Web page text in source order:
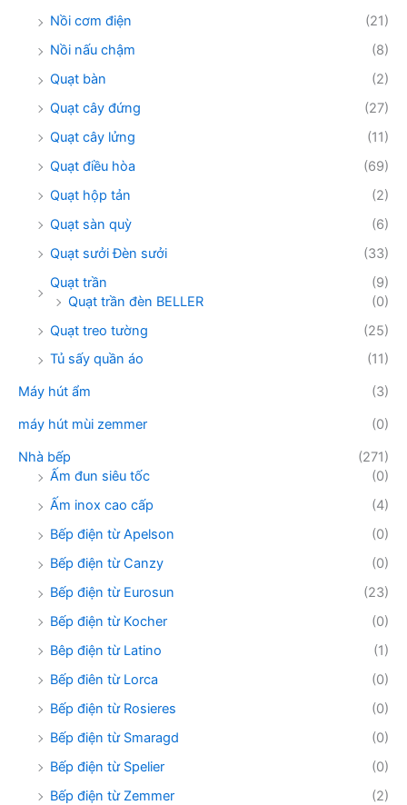
Nồi cơm điện
(21)
Nồi nấu chậm
(8)
Quạt bàn
(2)
Quạt cây đứng
(27)
Quạt cây lửng
(11)
Quạt điều hòa
(69)
Quạt hộp tản
(2)
Quạt sàn quỳ
(6)
Quạt sưởi Đèn sưởi
(33)
Quạt trần
(9)
Quạt trần đèn BELLER
(0)
Quạt treo tường
(25)
Tủ sấy quần áo
(11)
Máy hút ẩm
(3)
máy hút mùi zemmer
(0)
Nhà bếp
(271)
Ấm đun siêu tốc
(0)
Ấm inox cao cấp
(4)
Bếp điện từ Apelson
(0)
Bếp điện từ Canzy
(0)
Bếp điện từ Eurosun
(23)
Bếp điện từ Kocher
(0)
Bêp điện từ Latino
(1)
Bếp điên từ Lorca
(0)
Bếp điện từ Rosieres
(0)
Bếp điện từ Smaragd
(0)
Bếp điện từ Spelier
(0)
Bếp điện từ Zemmer
(2)